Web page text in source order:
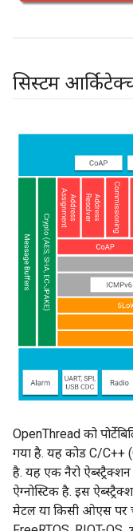
सिस्टम
OpenThread को
गया है. यह कोड C/C++
है. यह एक नैरो
ऐग्नोस्टिक है. इस
मेटल या किसी ओएस पर